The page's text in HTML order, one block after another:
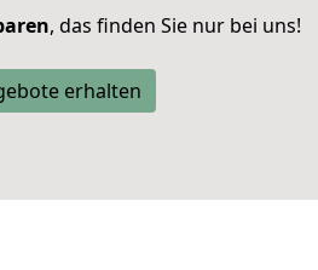
, das finden Sie nur bei uns!
erhalten